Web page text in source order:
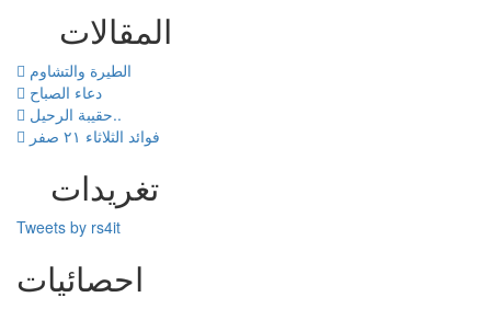
المقالات
الطيرة والتشاوم
دعاء الصباح
حقيبة الرحيل..
فوائد الثلاثاء ٢١ صفر
تغريدات
Tweets by rs4it
احصائيات